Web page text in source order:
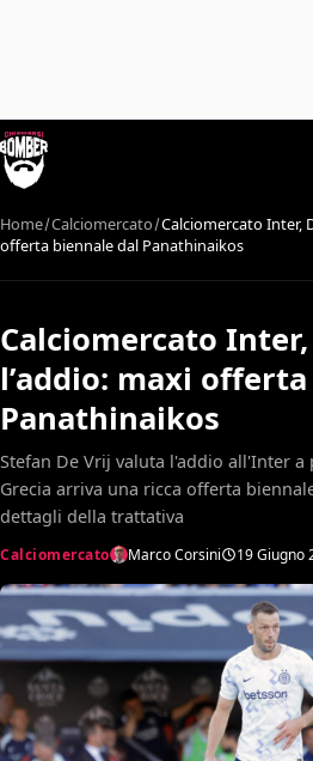
Home Calciomercato Calciomercato Inter,
offerta biennale dal Panathinaikos
Calciomercato
l’addio: maxi
Panathinaikos
Stefan De Vrij valuta l'addio all'Inter a
Grecia arriva una ricca offerta
dettagli della trattativa
Calciomercato Marco Corsini 19 Giugno